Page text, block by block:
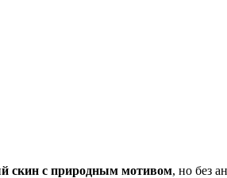
скин с природным мотивом, но без